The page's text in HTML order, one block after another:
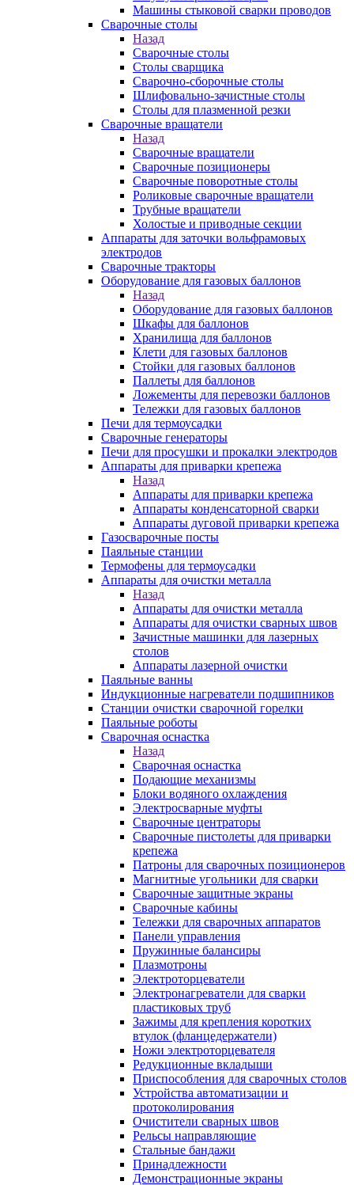
Машины стыковой сварки проводов
Сварочные столы
Назад
Сварочные столы
Столы сварщика
Сварочно-сборочные столы
Шлифовально-зачистные столы
Столы для плазменной резки
Сварочные вращатели
Назад
Сварочные вращатели
Сварочные позиционеры
Сварочные поворотные столы
Роликовые сварочные вращатели
Трубные вращатели
Холостые и приводные секции
Аппараты для заточки вольфрамовых
электродов
Сварочные тракторы
Оборудование для газовых баллонов
Назад
Оборудование для газовых баллонов
Шкафы для баллонов
Хранилища для баллонов
Клети для газовых баллонов
Стойки для газовых баллонов
Паллеты для баллонов
Ложементы для перевозки баллонов
Тележки для газовых баллонов
Печи для термоусадки
Сварочные генераторы
Печи для просушки и прокалки электродов
Аппараты для приварки крепежа
Назад
Аппараты для приварки крепежа
Аппараты конденсаторной сварки
Аппараты дуговой приварки крепежа
Газосварочные посты
Паяльные станции
Термофены для термоусадки
Аппараты для очистки металла
Назад
Аппараты для очистки металла
Аппараты для очистки сварных швов
Зачистные машинки для лазерных
столов
Аппараты лазерной очистки
Паяльные ванны
Индукционные нагреватели подшипников
Станции очистки сварочной горелки
Паяльные роботы
Сварочная оснастка
Назад
Сварочная оснастка
Подающие механизмы
Блоки водяного охлаждения
Электросварные муфты
Сварочные центраторы
Сварочные пистолеты для приварки
крепежа
Патроны для сварочных позиционеров
Магнитные угольники для сварки
Сварочные защитные экраны
Сварочные кабины
Тележки для сварочных аппаратов
Панели управления
Пружинные балансиры
Плазмотроны
Электроторцеватели
Электронагреватели для сварки
пластиковых труб
Зажимы для крепления коротких
втулок (фланцедержатели)
Ножи электроторцевателя
Редукционные вкладыши
Приспособления для сварочных столов
Устройства автоматизации и
протоколирования
Очистители сварных швов
Рельсы направляющие
Стальные бандажи
Принадлежности
Демонстрационные экраны